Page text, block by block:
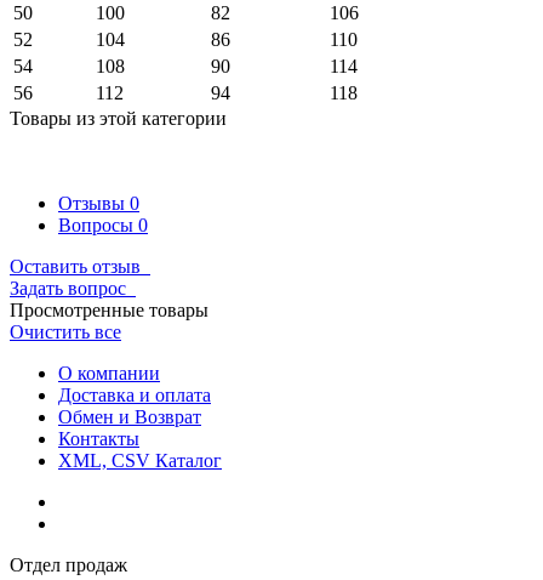
50
100 82
106
52
104 86
110
54
108 90
114
56
112 94
118
Товары из этой категории
Отзывы 0
Вопросы 0
Оставить отзыв
Задать вопрос
Просмотренные товары
Очистить все
О компании
Доставка и оплата
Обмен и Возврат
Контакты
XML, CSV Каталог
Отдел продаж